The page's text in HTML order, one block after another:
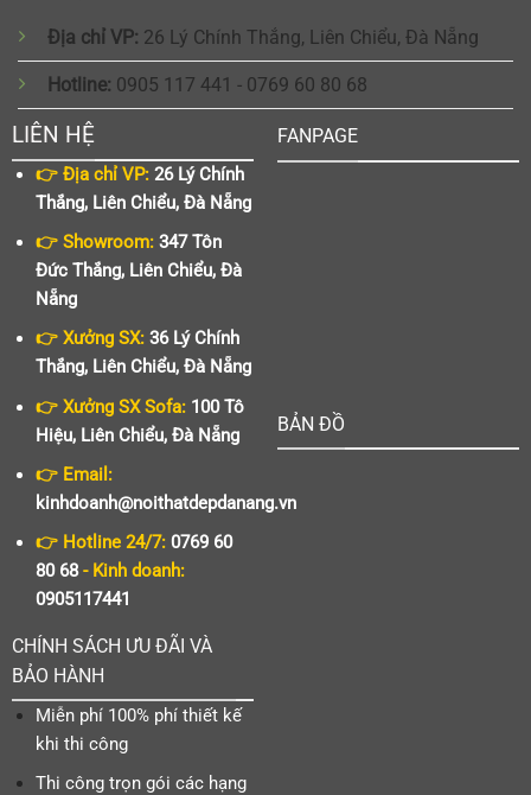
Địa chỉ VP: 26 Lý Chính Thắng, Liên Chiểu, Đà Nẵng
Hotline: 0905 117 441 - 0769 60 80 68
LIÊN HỆ
👉 Địa chỉ VP:26 Lý Chính
Thắng, Liên Chiểu, Đà Nẵng
👉 Showroom:347 Tôn
Đức Thắng, Liên Chiểu, Đà
Nẵng
👉 Xưởng SX:36 Lý Chính
Thắng, Liên Chiểu, Đà Nẵng
👉 Xưởng SX Sofa:100 Tô
Hiệu, Liên Chiểu, Đà Nẵng
👉 Email:
kinhdoanh@noithatdepdanang.vn
👉 Hotline 24/7:0769 60
80 68- Kinh doanh:
0905117441
CHÍNH SÁCH ƯU ĐÃI VÀ
BẢO HÀNH
Miễn phí 100% phí thiết kế
khi thi công
Thi công trọn gói các hạng
FANPAGE
BẢN ĐỒ